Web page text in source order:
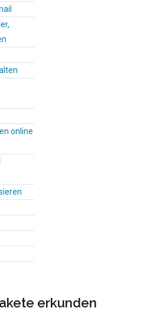
online
erkunden